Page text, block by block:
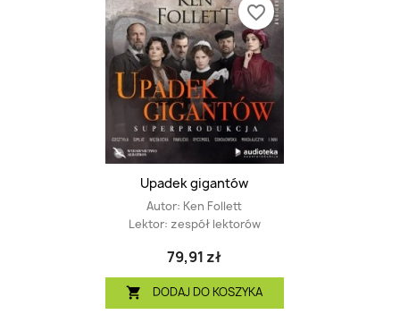
Upadek gigantów
Autor: Ken Follett
Lektor: zespół lektorów
79,91 zł
 DODAJ DO KOSZYKA
favorite_border